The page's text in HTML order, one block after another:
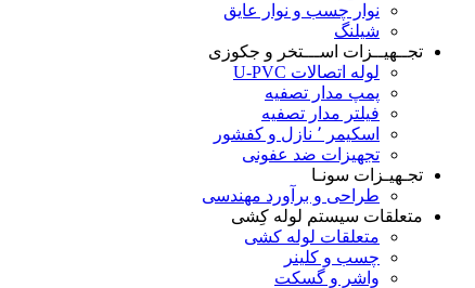
نوار چسب و نوار عایق
شیلنگ
تجــهیــزات اســـتخر و جکوزی
لوله اتصالات U-PVC
پمپ مدار تصفیه
فیلتر مدار تصفیه
اسکیمر ٬ نازل و کفشور
تجهیزات ضد عفونی
تجـهیـزات سونـا
طراحی و برآورد مهندسی
متعلقات سیستم لوله کِشی
متعلقات لوله کشی
چسب و کلینر
واشر و گسکت